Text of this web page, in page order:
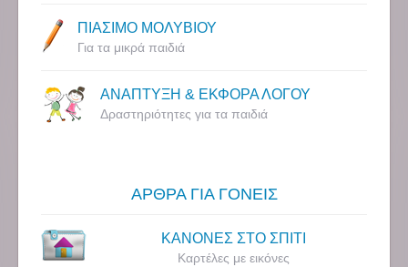
ΠΙΑΣΙΜΟ ΜΟΛΥΒΙΟΥ
Για τα μικρά παιδιά
ΑΝΑΠΤΥΞΗ & ΕΚΦΟΡΑ ΛΟΓΟΥ
Δραστηριότητες για τα παιδιά
ΑΡΘΡΑ ΓΙΑ ΓΟΝΕΙΣ
ΚΑΝΟΝΕΣ ΣΤΟ ΣΠΙΤΙ
Καρτέλες με εικόνες